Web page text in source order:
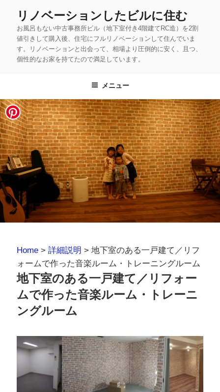
キ
ッ
プ
リノベーションしたビルに住む
お風呂もない中古事務所ビル（地下室付き4階建てRC造）を2割
値引きして購入後、住宅にフルリノベーションして住んでいま
す。リノベーションと出会って、相場より圧倒的に安く、且つ、
個性的なお家を持てたので満足しています。
メニュー
Home> 詳細説明 > 地下室のある一戸建て／リフ
ォームで作った音楽ルーム・トレーニングルーム
地下室のある一戸建て／リフォー
ムで作った音楽ルーム・トレーニ
ングルーム